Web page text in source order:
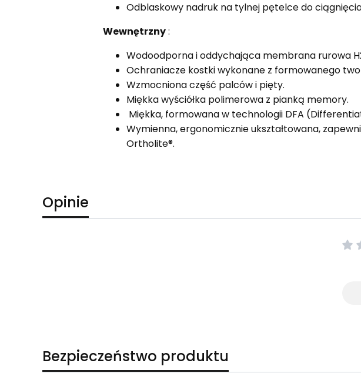
Odblaskowy nadruk na tylnej pętelce do
Wewnętrzny:
Wodoodporna i oddychająca membrana rurowa
Ochraniacze kostki wykonane z formowanego
Wzmocniona część palców i pięty.
Miękka wyściółka polimerowa z pianką memory.
Miękka, formowana w technologii DFA
Wymienna, ergonomicznie ukształtowana,
Ortholite®.
Opinie
Bezpieczeństwo produktu